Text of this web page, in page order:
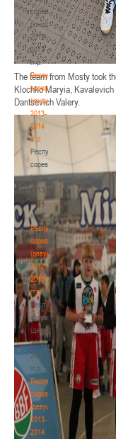
соревнования
(юноши)
2012-
2013
гг.р.
Республиканские
соревнования
(юноши)
2013-
2014
гг.р.
Республиканские
соревнования
(юноши)
2013-
2014
гг.р.
Республиканские
соревнования
(девушки)
2012-
2013
гг.р.
Республиканские
соревнования
(девушки)
2012-
2013
гг.р.
Республиканские
соревнования
(девушки)
2013-
2014
The team from Mosty took
Klochko Maryia,
Dantsevich Valery.